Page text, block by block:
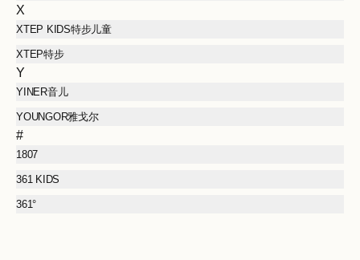
X
XTEP KIDS特步儿童
XTEP特步
Y
YINER音儿
YOUNGOR雅戈尔
#
1807
361 KIDS
361°